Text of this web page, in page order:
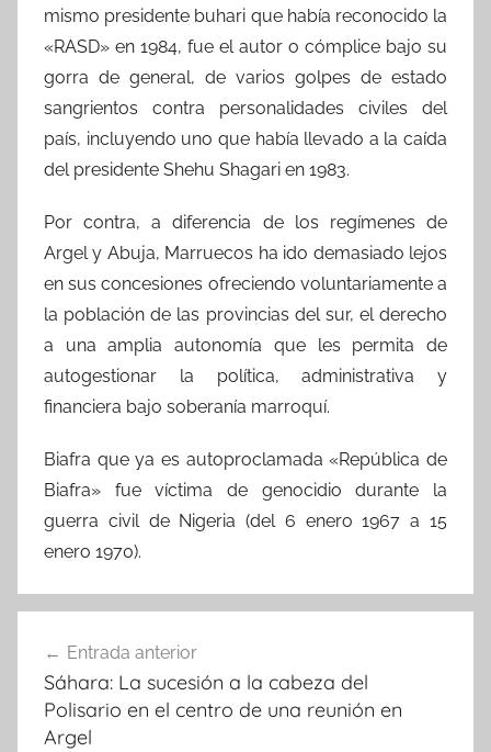
mismo presidente buhari que había reconocido la
«RASD» en 1984, fue el autor o cómplice bajo su
gorra de general, de varios golpes de estado
sangrientos contra personalidades civiles del
país, incluyendo uno que había llevado a la caída
del presidente Shehu Shagari en 1983.
Por contra, a diferencia de los regímenes de
Argel y Abuja, Marruecos ha ido demasiado lejos
en sus concesiones ofreciendo voluntariamente a
la población de las provincias del sur, el derecho
a una amplia autonomía que les permita de
autogestionar la política, administrativa y
financiera bajo soberanía marroquí.
Biafra que ya es autoproclamada «República de
Biafra» fue víctima de genocidio durante la
guerra civil de Nigeria (del 6 enero 1967 a 15
enero 1970).
de
entradas
Entrada anterior
Sáhara: La sucesión a la cabeza del
Polisario en el centro de una reunión en
Argel